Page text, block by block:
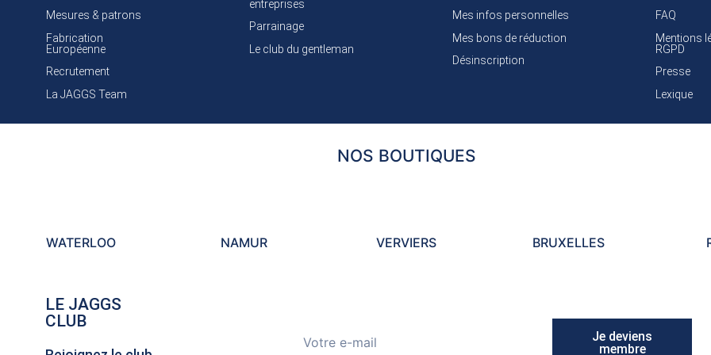
Mesures & patrons
Fabrication
Européenne
Recrutement
La JAGGS Team
entreprises
Parrainage
Le club du gentleman
Mes infos personnelles
Mes bons de réduction
Désinscription
FAQ
Mentions
RGPD
Presse
Lexique
NOS BOUTIQUES
WATERLOO NAMUR VERVIERS BRUXELLES
LE JAGGS
CLUB
Je deviens
membre